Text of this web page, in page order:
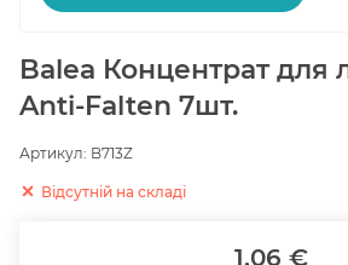
Balea Концентрат для
Anti-Falten 7шт.
Артикул: B713Z
Відсутній на складі
1.06 €